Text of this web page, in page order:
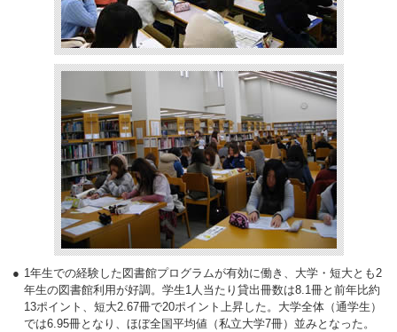
1年生での経験した図書館プログラムが有効に働き、大学・短大とも2
年生の図書館利用が好調。学生1人当たり貸出冊数は8.1冊と前年比約
13ポイント、短大2.67冊で20ポイント上昇した。大学全体（通学生）
では6.95冊となり、ほぼ全国平均値（私立大学7冊）並みとなった。